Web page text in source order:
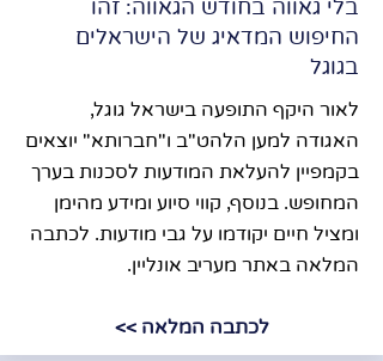
בלי גאווה בחודש הגאווה: זהו
החיפוש המדאיג של הישראלים
בגוגל
לאור היקף התופעה בישראל גוגל,
האגודה למען הלהט"ב ו"חברותא" יוצאים
בקמפיין להעלאת המודעות לסכנות בערך
המחופש. בנוסף, קווי סיוע ומידע מהימן
ומציל חיים יקודמו על גבי מודעות. לכתבה
המלאה באתר מעריב אונליין.
לכתבה המלאה >>